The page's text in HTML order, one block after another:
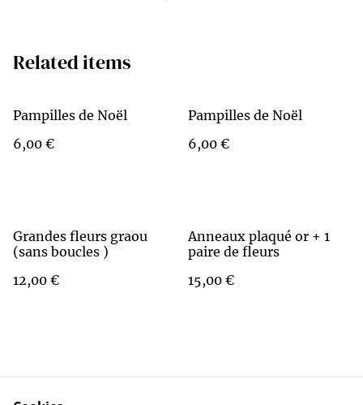
Related items
Pampilles de Noël
6,00 €
Pampilles de Noël
6,00 €
Grandes fleurs graou
(sans boucles )
12,00 €
Anneaux plaqué or + 1
paire de fleurs
15,00 €